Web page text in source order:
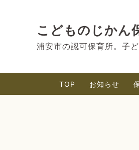
こどものじかん
浦安市の認可保育所。子
TOP お知らせ